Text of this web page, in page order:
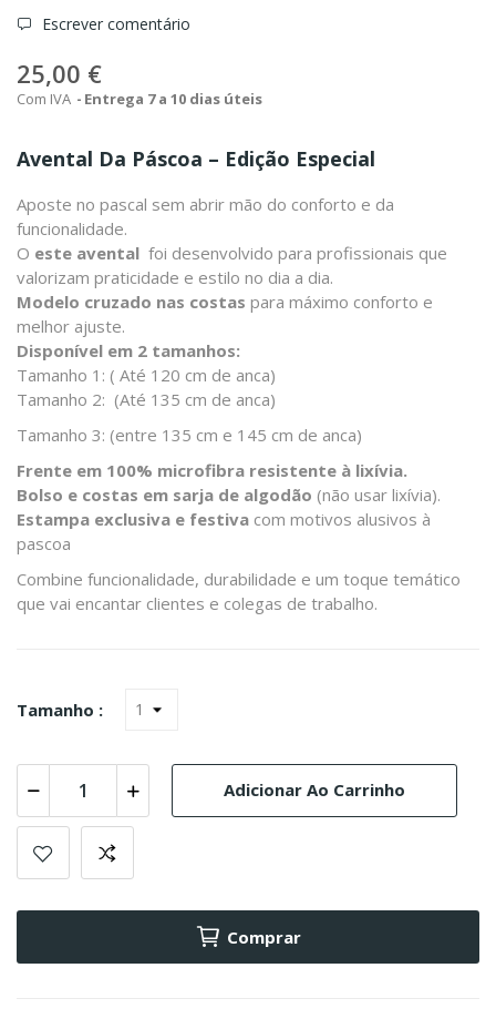
Escrever comentário
25,00 €
Com IVA Entrega 7 a 10 dias úteis
Avental Da Páscoa – Edição Especial
Aposte no pascal sem abrir mão do conforto e da
funcionalidade.
O este avental foi desenvolvido para profissionais que
valorizam praticidade e estilo no dia a dia.
Modelo cruzado nas costas para máximo conforto e
melhor ajuste.
Disponível em 2 tamanhos:
Tamanho 1: ( Até 120 cm de anca)
Tamanho 2: (Até 135 cm de anca)
Tamanho 3: (entre 135 cm e 145 cm de anca)
Frente em 100% microfibra resistente à lixívia.
Bolso e costas em sarja de algodão (não usar lixívia).
Estampa exclusiva e festiva com motivos alusivos à
pascoa
Combine funcionalidade, durabilidade e um toque temático
que vai encantar clientes e colegas de trabalho.
Tamanho :
Adicionar Ao Carrinho
Comprar